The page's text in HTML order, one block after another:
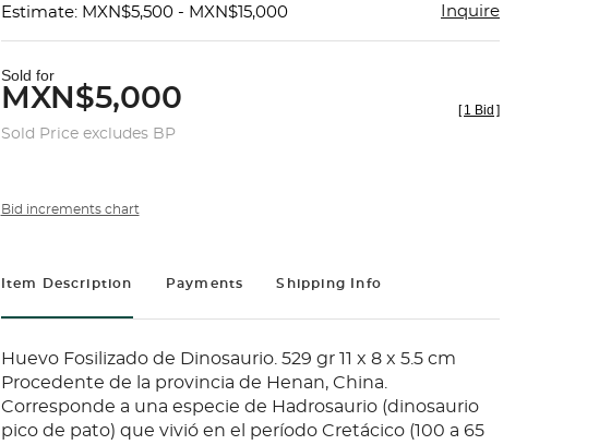
Estimate: MXN$5,500 - MXN$15,000 Inquire
Sold for
MXN$5,000
Sold Price excludes BP
[ 1 Bid ]
Bid increments chart
Item Description Payments Shipping Info
Huevo Fosilizado de Dinosaurio. 529 gr 11 x 8 x 5.5 cm
Procedente de la provincia de Henan, China.
Corresponde a una especie de Hadrosaurio (dinosaurio
pico de pato) que vivió en el período Cretácico (100 a 65